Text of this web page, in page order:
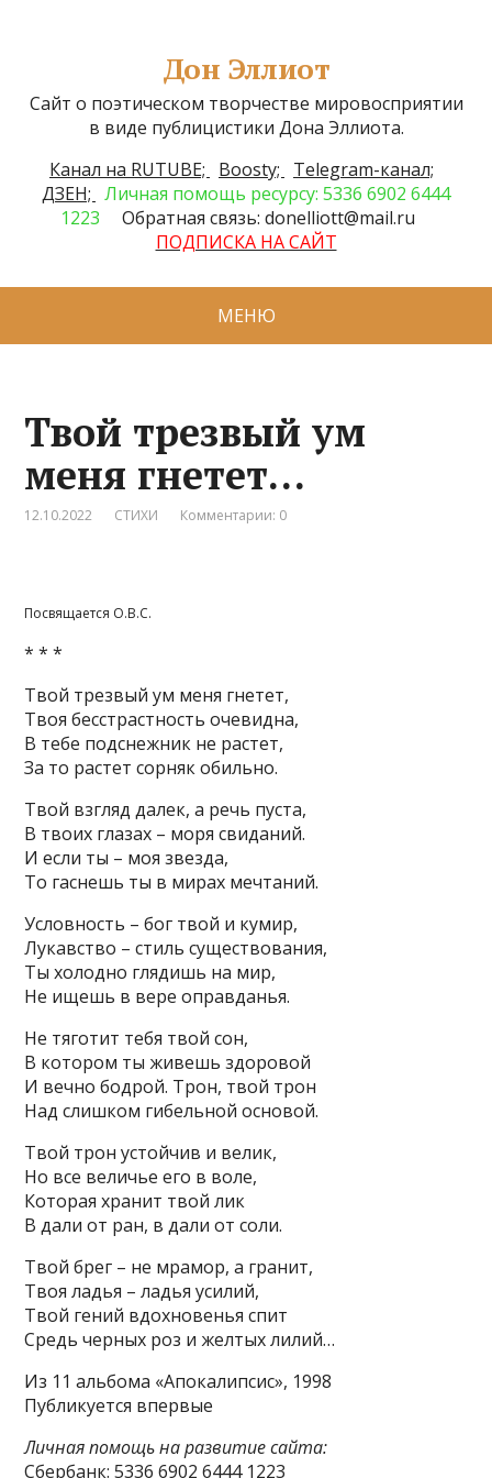
Дон Эллиот
Сайт о поэтическом творчестве мировосприятии
в виде публицистики Дона Эллиота.
Канал на RUTUBE;
Boosty;
Telegram-канал;
ДЗЕН; Личная помощь ресурсу: 5336 6902 6444
1223
Обратная связь: donelliott@mail.ru
ПОДПИСКА НА САЙТ
МЕНЮ
Твой трезвый ум
меня гнетет…
12.10.2022 СТИХИ Комментарии: 0
Посвящается О.В.С.
* * *
Твой трезвый ум меня гнетет,
Твоя бесстрастность очевидна,
В тебе подснежник не растет,
За то растет сорняк обильно.
Твой взгляд далек, а речь пуста,
В твоих глазах – моря свиданий.
И если ты – моя звезда,
То гаснешь ты в мирах мечтаний.
Условность – бог твой и кумир,
Лукавство – стиль существования,
Ты холодно глядишь на мир,
Не ищешь в вере оправданья.
Не тяготит тебя твой сон,
В котором ты живешь здоровой
И вечно бодрой. Трон, твой трон
Над слишком гибельной основой.
Твой трон устойчив и велик,
Но все величье его в воле,
Которая хранит твой лик
В дали от ран, в дали от соли.
Твой брег – не мрамор, а гранит,
Твоя ладья – ладья усилий,
Твой гений вдохновенья спит
Средь черных роз и желтых лилий…
Из 11 альбома «Апокалипсис», 1998
Публикуется впервые
Личная помощь на развитие сайта:
Сбербанк: 5336 6902 6444 1223